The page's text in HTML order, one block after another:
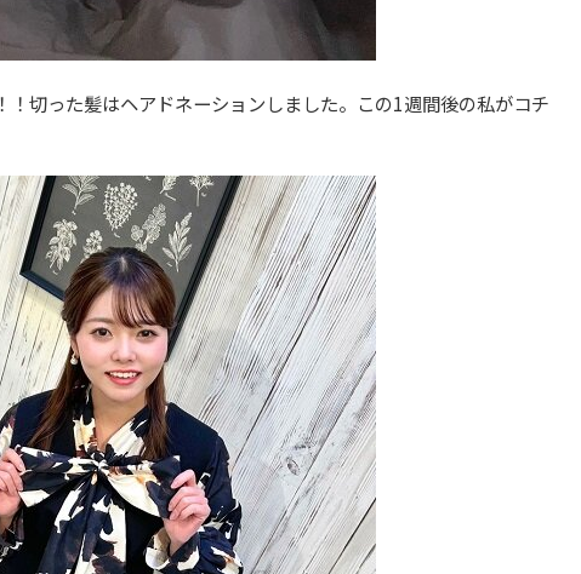
切った髪はヘアドネーションしました。この1週間後の私がコチ